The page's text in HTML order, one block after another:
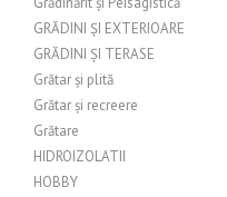
GRĂDINI ȘI EXTERIOARE
GRĂDINI ȘI TERASE
Grătar și plită
Grătar și recreere
Grătare
HIDROIZOLATII
HOBBY